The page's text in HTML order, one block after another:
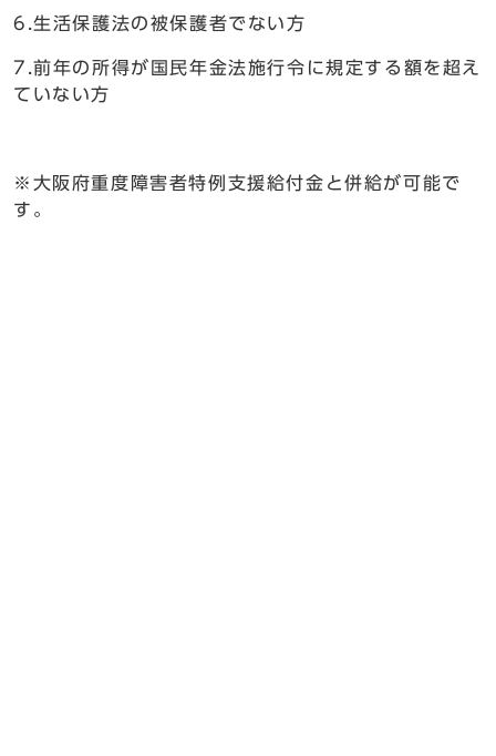
6.生活保護法の被保護者でない方
7.前年の所得が国民年金法施行令に規定する額を超え
ていない方
※大阪府重度障害者特例支援給付金と併給が可能で
す。